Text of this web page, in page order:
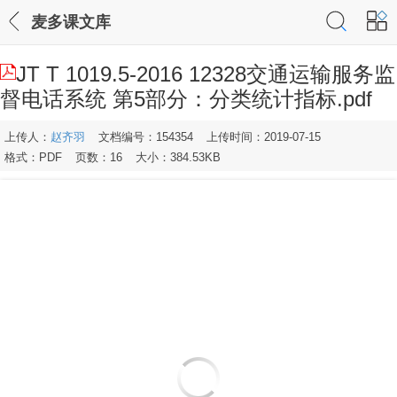
麦多课文库
JT T 1019.5-2016 12328交通运输服务监
督电话系统 第5部分：分类统计指标.pdf
上传人： 赵齐羽 文档编号：154354
上传时间：2019-07-15
格式：PDF
页数：16 大小：384.53KB